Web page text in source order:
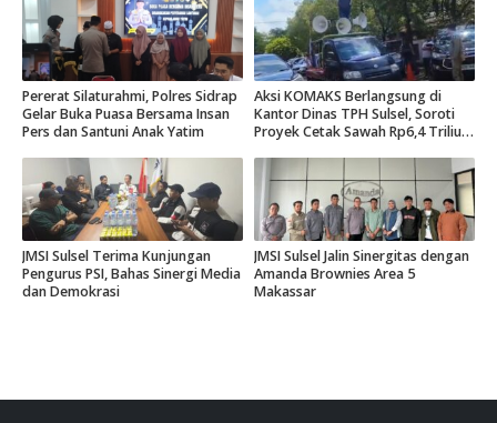
Pererat Silaturahmi, Polres Sidrap
Gelar Buka Puasa Bersama Insan
Pers dan Santuni Anak Yatim
Aksi KOMAKS Berlangsung di
Kantor Dinas TPH Sulsel, Soroti
Proyek Cetak Sawah Rp6,4 Triliun
JMSI Sulsel Terima Kunjungan
Pengurus PSI, Bahas Sinergi Media
dan Demokrasi
JMSI Sulsel Jalin Sinergitas dengan
Amanda Brownies Area 5
Makassar